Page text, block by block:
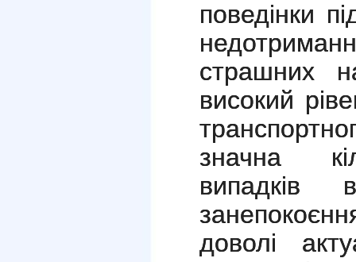
поведінки
страшних
високий
значна
випадків
доволі